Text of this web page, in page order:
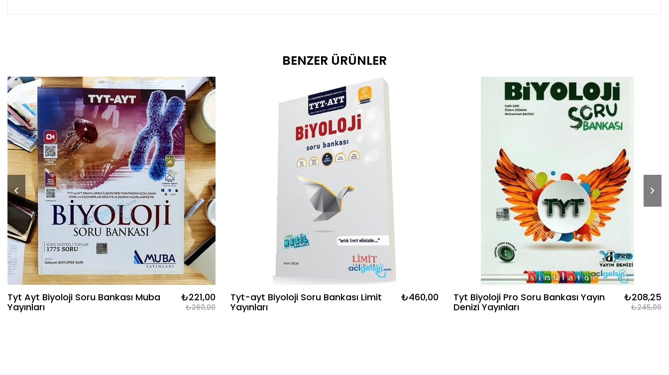
BENZER ÜRÜNLER
Tyt Ayt Biyoloji Soru Bankası Muba
Yayınları
₺221,00
₺260,00
Tyt-ayt Biyoloji Soru Bankası Limit
Yayınları
₺460,00
Tyt Biyoloji Pro Soru Bankası Yayın
Denizi Yayınları
₺208,25
₺245,00